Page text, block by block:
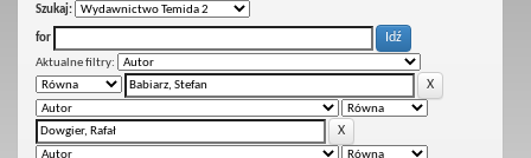
Szukaj:
for
Aktualne filtry: